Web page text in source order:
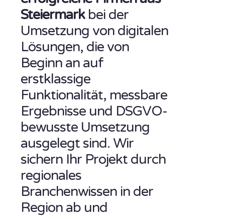
Steiermarkbei der
Umsetzung von digitalen
Lösungen, die von
Beginn an auf
erstklassige
Funktionalität, messbare
Ergebnisse und DSGVO-
bewusste Umsetzung
ausgelegt sind. Wir
sichern Ihr Projekt durch
regionales
Branchenwissen in der
Region ab und